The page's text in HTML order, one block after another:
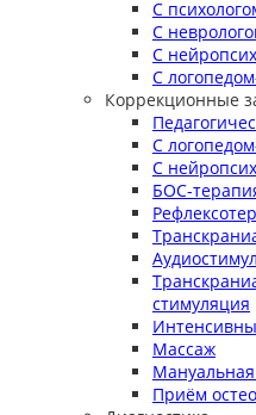
С
С
С
С
Коррекционные
С
С
БОС-
стимуляция
Массаж
Приём